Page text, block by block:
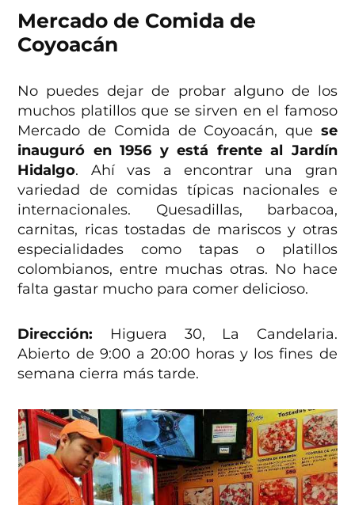
Mercado de Comida de
Coyoacán
No puedes dejar de probar alguno de los
muchos platillos que se sirven en el famoso
Mercado de Comida de Coyoacán, que se
inauguró en 1956 y está frente al Jardín
Hidalgo. Ahí vas a encontrar una gran
variedad de comidas típicas nacionales e
internacionales. Quesadillas, barbacoa,
carnitas, ricas tostadas de mariscos y otras
especialidades como tapas o platillos
colombianos, entre muchas otras. No hace
falta gastar mucho para comer delicioso.
Dirección: Higuera 30, La Candelaria.
Abierto de 9:00 a 20:00 horas y los fines de
semana cierra más tarde.